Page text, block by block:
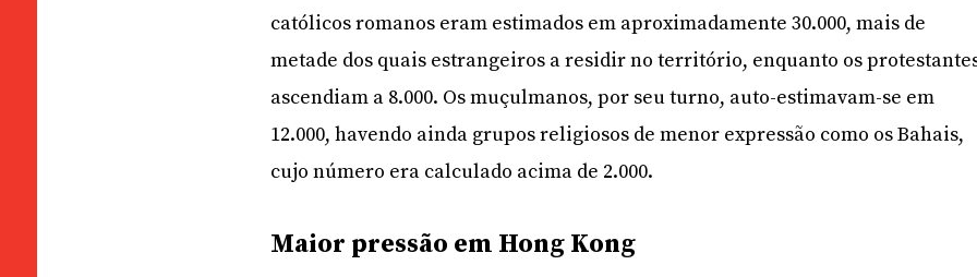
católicos romanos eram estimados em aproximadamente 30.000, mais de
metade dos quais estrangeiros a residir no território, enquanto os
ascendiam a 8.000. Os muçulmanos, por seu turno, auto-estimavam-se em
12.000, havendo ainda grupos religiosos de menor expressão como os Bahais,
cujo número era calculado acima de 2.000.
Maior pressão em Hong Kong